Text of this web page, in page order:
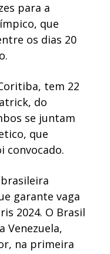
para a
que
os dias 20
tem 22
do
se juntam
que
convocado.
garante vaga
2024. O Brasil
Venezuela,
na primeira